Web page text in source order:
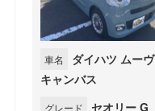
車名
ダイハツ ムーヴ
キャンバス
グレード セオリー G